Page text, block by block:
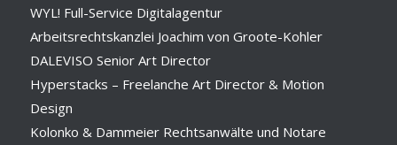
WYL! Full-Service Digitalagentur
Arbeitsrechtskanzlei Joachim von Groote-Kohler
DALEVISO Senior Art Director
Hyperstacks – Freelanche Art Director & Motion
Design
Kolonko & Dammeier Rechtsanwälte und Notare